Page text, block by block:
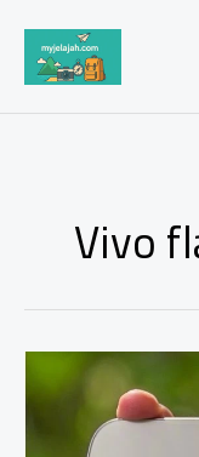
konten
Vivo